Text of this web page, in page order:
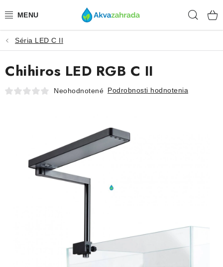
na
TECHNIKA
HNOJIVÁ
VODA
SUBSTRÁTY
Séria LED C II
Chihiros LED RGB C II
Neohodnotené Podrobnosti hodnotenia